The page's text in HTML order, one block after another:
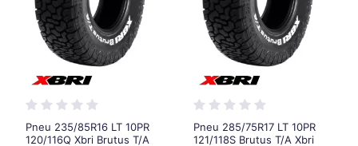
Pneu 235/85R16 LT 10PR
120/116Q Xbri Brutus T/A
Pneu 285/75R17 LT 10PR
121/118S Brutus T/A Xbri